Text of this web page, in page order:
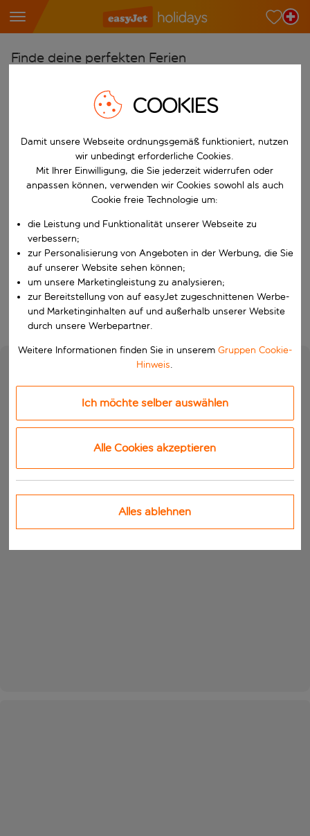
Finde deine perfekten Ferien
Wähle deine Flughäfen
Beginne mit der Eingabe für die automatische
Reiseziele finden
Nach
W&auml;hle ein Ab- und R&uuml;ckflugdatum aus.
Wähle deine Reisedaten
Wann
Suchen
COOKIES
Damit unsere Webseite ordnungsgemäß funktioniert, nutzen
wir unbedingt erforderliche Cookies.
Mit Ihrer Einwilligung, die Sie jederzeit widerrufen oder
anpassen können, verwenden wir Cookies sowohl als auch
Cookie freie Technologie um:
die Leistung und Funktionalität unserer Webseite zu
verbessern;
zur Personalisierung von Angeboten in der Werbung, die Sie
auf unserer Website sehen können;
um unsere Marketingleistung zu analysieren;
zur Bereitstellung von auf easyJet zugeschnittenen Werbe-
und Marketinginhalten auf und außerhalb unserer Website
durch unsere Werbepartner.
Weitere Informationen finden Sie in unserem Gruppen Cookie-
Hinweis.
Ich möchte selber auswählen
Alle Cookies akzeptieren
Alles ablehnen